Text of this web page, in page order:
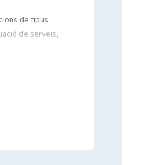
de tipus
de serveis,